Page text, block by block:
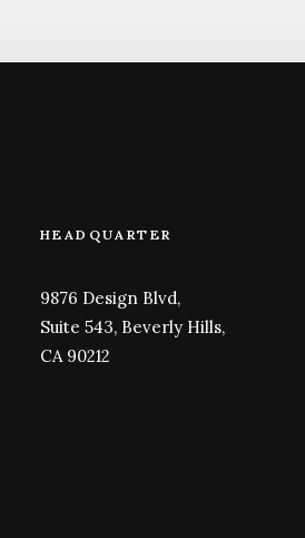
HEADQUARTER
9876 Design Blvd,
Suite 543, Beverly Hills,
CA 90212